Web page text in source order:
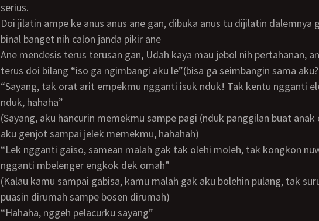
serius.
doi jilatin ampe ke anus anus ane gan, dibuka anus tu dijilatin dalemnya gan, gilaa,
binal banget nih calon janda pikir ane
Ane mendesis terus terusan gan, Udah kaya mau jebol nih pertahanan, ane stop doi,
terus doi bilang “iso ga ngimbangi aku le”(bisa ga seimbangin sama
“Sayang, tak orat arit empekmu ngganti isuk nduk! Tak kentu ngganti elek empekmu
nduk, hahaha”
(Sayang, aku hancurin memekmu sampe pagi (nduk panggilan buat anak cewe kecil),
aku genjot sampai jelek memekmu, hahahah)
“Lek ngganti gaiso, samean malah gak tak olehi moleh, tak kongkon nuwukno
ngganti mbelenger engkok dek omah”
(Kalau kamu sampai gabisa, kamu malah gak aku bolehin pulang, tak suruh puas
puasin dirumah sampe bosen dirumah)
“Hahaha, nggeh pelacurku sayang”